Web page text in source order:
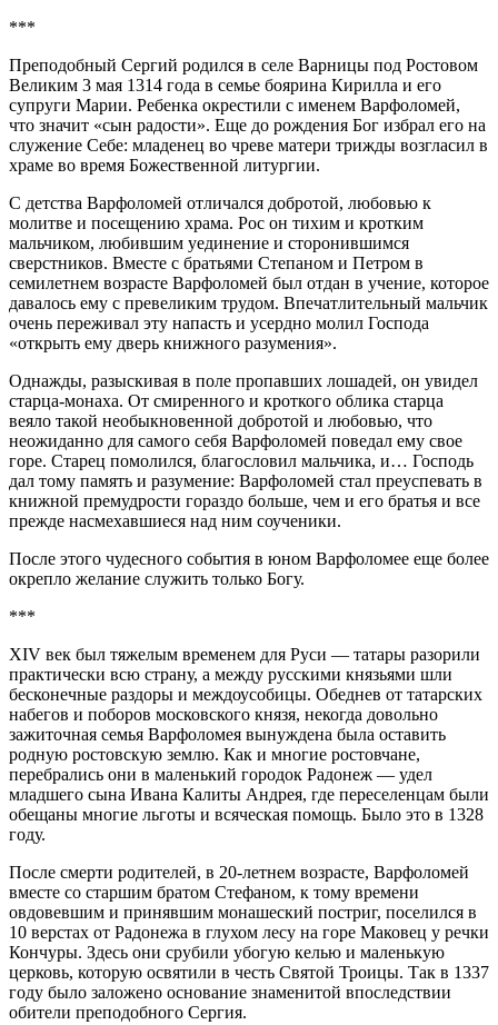
***
Преподобный Сергий родился в селе Варницы под Ростовом
Великим 3 мая 1314 года в семье боярина Кирилла и его
супруги Марии. Ребенка окрестили с именем Варфоломей,
что значит «сын радости». Еще до рождения Бог избрал его на
служение Себе: младенец во чреве матери трижды возгласил в
храме во время Божественной литургии.
С детства Варфоломей отличался добротой, любовью к
молитве и посещению храма. Рос он тихим и кротким
мальчиком, любившим уединение и сторонившимся
сверстников. Вместе с братьями Степаном и Петром в
семилетнем возрасте Варфоломей был отдан в учение, которое
давалось ему с превеликим трудом. Впечатлительный мальчик
очень переживал эту напасть и усердно молил Господа
«открыть ему дверь книжного разумения».
Однажды, разыскивая в поле пропавших лошадей, он увидел
старца-монаха. От смиренного и кроткого облика старца
веяло такой необыкновенной добротой и любовью, что
неожиданно для самого себя Варфоломей поведал ему свое
горе. Старец помолился, благословил мальчика, и… Господь
дал тому память и разумение: Варфоломей стал преуспевать в
книжной премудрости гораздо больше, чем и его братья и все
прежде насмехавшиеся над ним соученики.
После этого чудесного события в юном Варфоломее еще более
окрепло желание служить только Богу.
***
XIV век был тяжелым временем для Руси — татары разорили
практически всю страну, а между русскими князьями шли
бесконечные раздоры и междоусобицы. Обеднев от татарских
набегов и поборов московского князя, некогда довольно
зажиточная семья Варфоломея вынуждена была оставить
родную ростовскую землю. Как и многие ростовчане,
перебрались они в маленький городок Радонеж — удел
младшего сына Ивана Калиты Андрея, где переселенцам были
обещаны многие льготы и всяческая помощь. Было это в 1328
году.
После смерти родителей, в 20-летнем возрасте, Варфоломей
вместе со старшим братом Стефаном, к тому времени
овдовевшим и принявшим монашеский постриг, поселился в
10 верстах от Радонежа в глухом лесу на горе Маковец у речки
Кончуры. Здесь они срубили убогую келью и маленькую
церковь, которую освятили в честь Святой Троицы. Так в 1337
году было заложено основание знаменитой впоследствии
обители преподобного Сергия.